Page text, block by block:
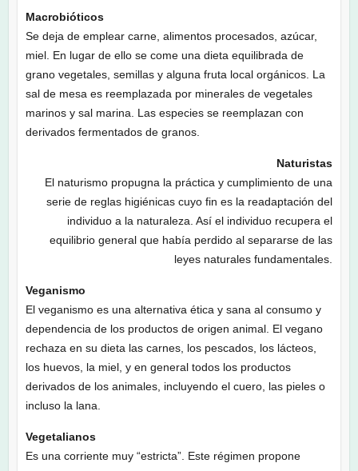
Macrobióticos
Se deja de emplear carne, alimentos procesados, azúcar,
miel. En lugar de ello se come una dieta equilibrada de
grano vegetales, semillas y alguna fruta local orgánicos. La
sal de mesa es reemplazada por minerales de vegetales
marinos y sal marina. Las especies se reemplazan con
derivados fermentados de granos.
Naturistas
El naturismo propugna la práctica y cumplimiento de una
serie de reglas higiénicas cuyo fin es la readaptación del
individuo a la naturaleza. Así el individuo recupera el
equilibrio general que había perdido al separarse de las
leyes naturales fundamentales.
Veganismo
El veganismo es una alternativa ética y sana al consumo y
dependencia de los productos de origen animal. El vegano
rechaza en su dieta las carnes, los pescados, los lácteos,
los huevos, la miel, y en general todos los productos
derivados de los animales, incluyendo el cuero, las pieles o
incluso la lana.
Vegetalianos
Es una corriente muy “estricta”. Este régimen propone